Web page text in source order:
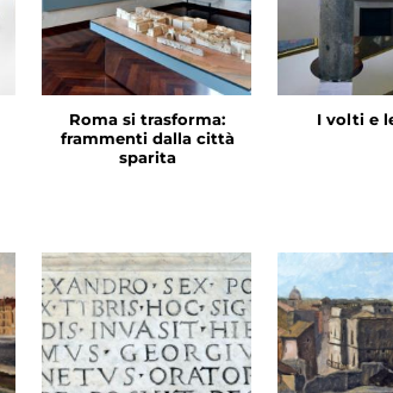
Roma si trasforma:
frammenti dalla città
sparita
I volti e